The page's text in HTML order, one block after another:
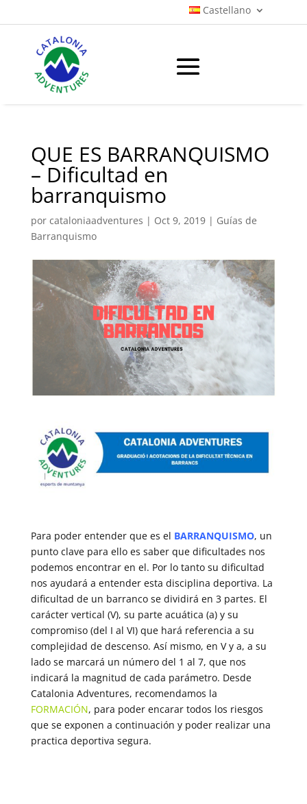
Castellano
QUE ES BARRANQUISMO
– Dificultad en
barranquismo
por cataloniaadventures | Oct 9, 2019| Guías de
Barranquismo
Para poder entender que es el BARRANQUISMO, un
punto clave para ello es saber que dificultades nos
podemos encontrar en el. Por lo tanto su dificultad
nos ayudará a entender esta disciplina deportiva. La
dificultad de un barranco se dividirá en 3 partes. El
carácter vertical (V), su parte acuática (a) y su
compromiso (del I al VI) que hará referencia a su
complejidad de descenso. Así mismo, en V y a, a su
lado se marcará un número del 1 al 7, que nos
indicará la magnitud de cada parámetro. Desde
Catalonia Adventures, recomendamos la
FORMACIÓN, para poder encarar todos los riesgos
que se exponen a continuación y poder realizar una
practica deportiva segura.